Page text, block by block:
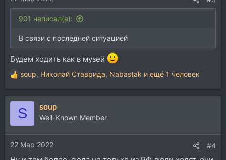
901 написал(а):
В связи с последней ситуацией
Будем ходить как в музей
Р
е
а
и
и
:
soup, Николай Ставрида, Nabastak и ещё 1 человек
S soup
Well-Known Member
22 Мар 2022 #4